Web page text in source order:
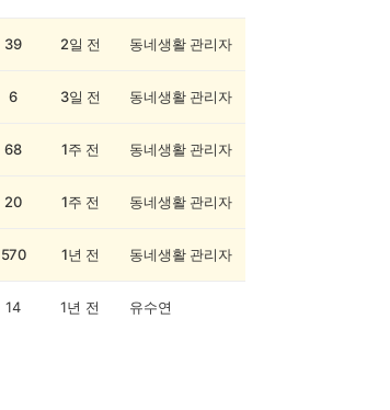
39 2일 전 동네생활 관리자
6 3일 전 동네생활 관리자
68 1주 전 동네생활 관리자
20 1주 전 동네생활 관리자
570 1년 전 동네생활 관리자
14 1년 전 유수연